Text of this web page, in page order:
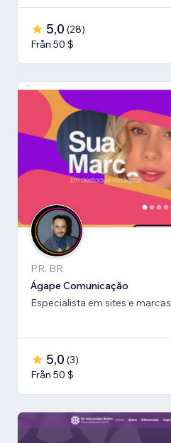
5,0 (28)
Från 50 $
PR, BR
Ágape Comunicação
Especialista em sites e marcas
5,0 (3)
Från 50 $